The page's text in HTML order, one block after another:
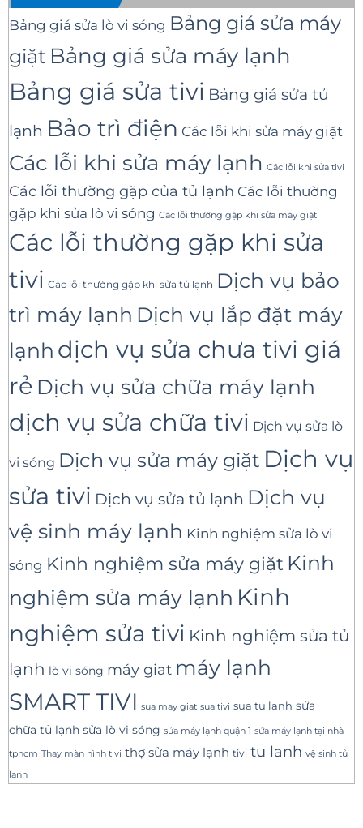
Bảng giá sửa lò vi sóng Bảng giá sửa máy
giặt Bảng giá sửa máy lạnh
Bảng giá sửa tivi Bảng giá sửa tủ
lạnh Bảo trì điện Các lỗi khi sửa máy giặt
Các lỗi khi sửa máy lạnh Các lỗi khi sửa tivi
Các lỗi thường gặp của tủ lạnh Các lỗi thường
gặp khi sửa lò vi sóng Các lỗi thường gặp khi sửa máy giặt
Các lỗi thường gặp khi sửa
tivi Các lỗi thường gặp khi sửa tủ lạnh Dịch vụ bảo
trì máy lạnh Dịch vụ lắp đặt máy
lạnh dịch vụ sửa chưa tivi giá
rẻ Dịch vụ sửa chữa máy lạnh
dịch vụ sửa chữa tivi Dịch vụ sửa lò
vi sóng Dịch vụ sửa máy giặt Dịch vụ
sửa tivi Dịch vụ sửa tủ lạnh Dịch vụ
vệ sinh máy lạnh Kinh nghiệm sửa lò vi
sóng Kinh nghiệm sửa máy giặt Kinh
nghiệm sửa máy lạnh Kinh
nghiệm sửa tivi Kinh nghiệm sửa tủ
lạnh lò vi sóng máy giat máy lạnh
SMART TIVI sua may giat sua tivi sua tu lanh sửa
chữa tủ lạnh sửa lò vi sóng sửa máy lạnh quận 1 sửa máy lạnh tại nhà
tphcm Thay màn hình tivi thợ sửa máy lạnh tivi tu lanh vệ sinh tủ
lạnh